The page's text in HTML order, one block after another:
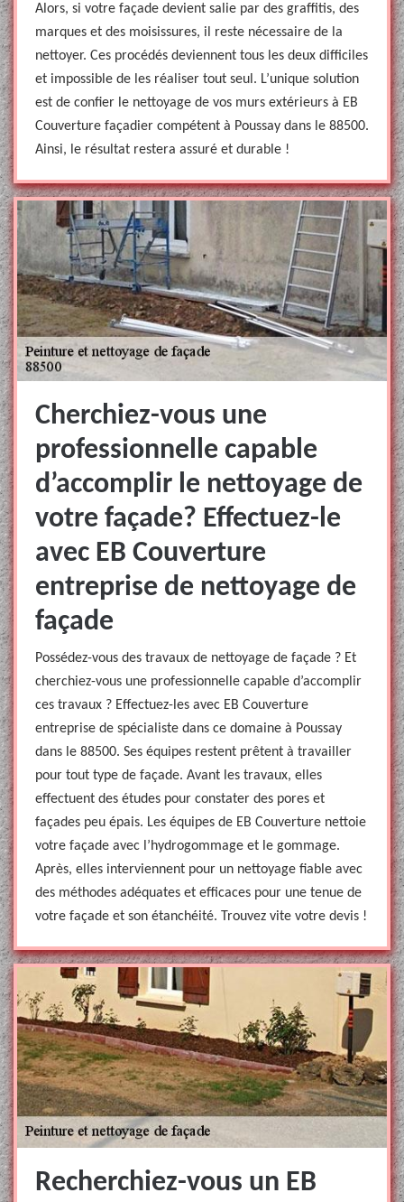
Alors, si votre façade devient salie par des graffitis, des
marques et des moisissures, il reste nécessaire de la
nettoyer. Ces procédés deviennent tous les deux difficiles
et impossible de les réaliser tout seul. L’unique solution
est de confier le nettoyage de vos murs extérieurs à EB
Couverture façadier compétent à Poussay dans le 88500.
Ainsi, le résultat restera assuré et durable !
Cherchiez-vous une
professionnelle capable
d’accomplir le nettoyage de
votre façade? Effectuez-le
avec EB Couverture
entreprise de nettoyage de
façade
Possédez-vous des travaux de nettoyage de façade ? Et
cherchiez-vous une professionnelle capable d’accomplir
ces travaux ? Effectuez-les avec EB Couverture
entreprise de spécialiste dans ce domaine à Poussay
dans le 88500. Ses équipes restent prêtent à travailler
pour tout type de façade. Avant les travaux, elles
effectuent des études pour constater des pores et
façades peu épais. Les équipes de EB Couverture nettoie
votre façade avec l’hydrogommage et le gommage.
Après, elles interviennent pour un nettoyage fiable avec
des méthodes adéquates et efficaces pour une tenue de
votre façade et son étanchéité. Trouvez vite votre devis !
Recherchiez-vous un EB